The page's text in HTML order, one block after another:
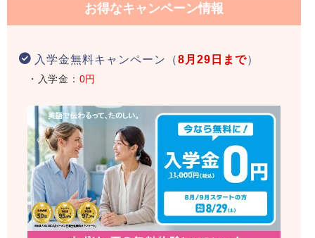
お得なキャンペーン情報
入学金無料キャンペーン（8月29日まで）
・入学金： 0円